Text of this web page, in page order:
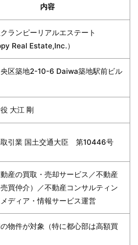
内容
ランピーリアルエステート
Real Estate,Inc.）
区築地2-10-6 Daiwa築地駅前ビル
大江 剛
取引業 国土交通大臣 第10446号
産の買取・売却サービス／不動産
買仲介）／不動産コンサルティン
ディア・情報サービス運営
物件が対象（特に都心部は高額買